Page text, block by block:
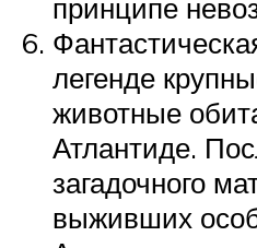
принципе
легенде
животные
Атлантиде.
загадочного
выживших